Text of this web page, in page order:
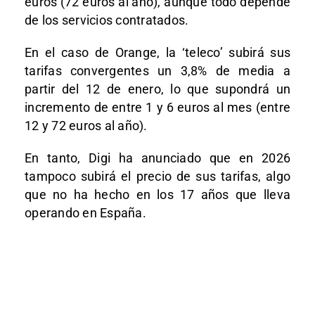
de los servicios contratados.
En el caso de Orange, la ‘teleco’ subirá sus
tarifas convergentes un 3,8% de media a
partir del 12 de enero, lo que supondrá un
incremento de entre 1 y 6 euros al mes (entre
12 y 72 euros al año).
En tanto, Digi ha anunciado que en 2026
tampoco subirá el precio de sus tarifas, algo
que no ha hecho en los 17 años que lleva
operando en España.